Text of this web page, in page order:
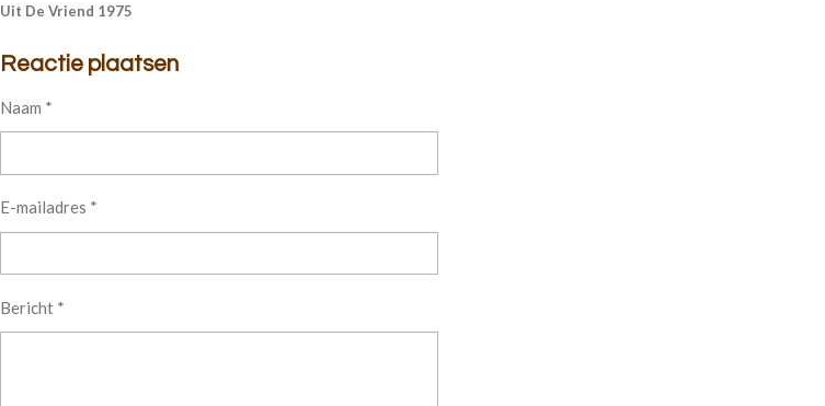
Uit De Vriend 1975
Reactie plaatsen
Naam *
E-mailadres *
Bericht *